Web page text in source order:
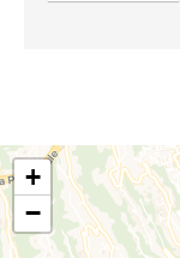
+
−